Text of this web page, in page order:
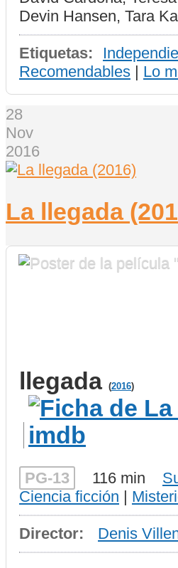
Devin Hansen, Tara
Etiquetas:
Recomendables | Lo
28
Nov
2016
La llegada
llegada (2016)
PG-13 116 min
Ciencia ficción |
Director: Denis